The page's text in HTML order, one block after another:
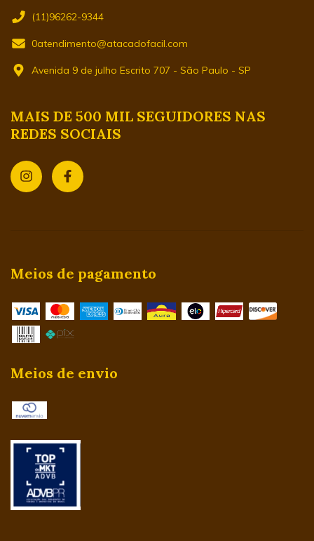
(11)96262-9344
0atendimento@atacadofacil.com
Avenida 9 de julho Escrito 707 - São Paulo - SP
MAIS DE 500 MIL SEGUIDORES NAS
REDES SOCIAIS
Meios de pagamento
Meios de envio